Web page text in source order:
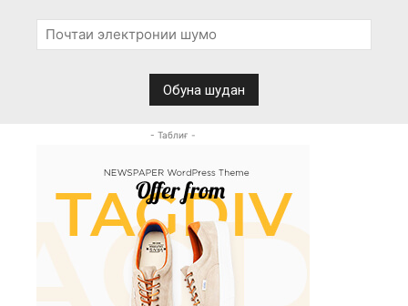
- Таблиғ -